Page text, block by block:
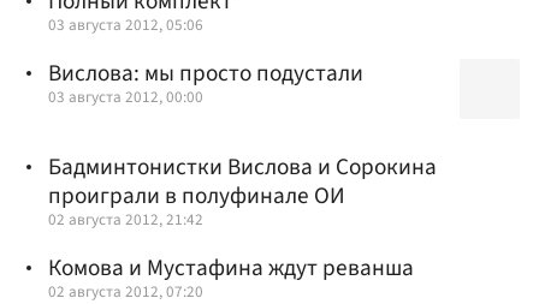
03 августа 2012, 05:06
Вислова: мы просто подустали
03 августа 2012, 00:00
Бадминтонистки Вислова и Сорокина
проиграли в полуфинале ОИ
02 августа 2012, 21:42
Комова и Мустафина ждут реванша
02 августа 2012, 07:20